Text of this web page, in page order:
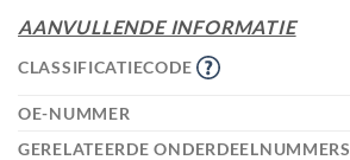
AANVULLENDE INFORMATIE
CLASSIFICATIECODE
OE-NUMMER
GERELATEERDE ONDERDEELNUMMERS